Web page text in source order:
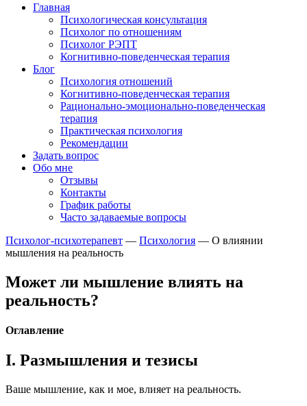
Главная
Психологическая консультация
Психолог по отношениям
Психолог РЭПТ
Когнитивно-поведенческая терапия
Блог
Психология отношений
Когнитивно-поведенческая терапия
Рационально-эмоционально-поведенческая
терапия
Практическая психология
Рекомендации
Задать вопрос
Обо мне
Отзывы
Контакты
График работы
Часто задаваемые вопросы
Психолог-психотерапевт — Психология — О влиянии
мышления на реальность
Может ли мышление влиять на
реальность?
Оглавление
I. Размышления и тезисы
Ваше мышление, как и мое, влияет на реальность.